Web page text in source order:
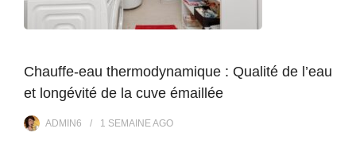
Chauffe-eau thermodynamique : Qualité de l’eau
et longévité de la cuve émaillée
ADMIN6 1 SEMAINE AGO